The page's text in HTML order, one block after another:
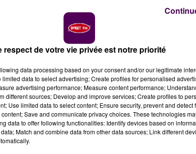
respect de votre vie privée est notre priorité
data processing based on your consent and/or our legitimate
data to select advertising; Create profiles for personalised
advertising performance; Measure content performance;
different sources; Develop and improve services; Create profiles to
Use limited data to select content; Ensure security, prevent and detect
Save and communicate privacy choices. These technologies
data to offer following functionalities: Identify devices based on
Match and combine data from other data sources; Link different